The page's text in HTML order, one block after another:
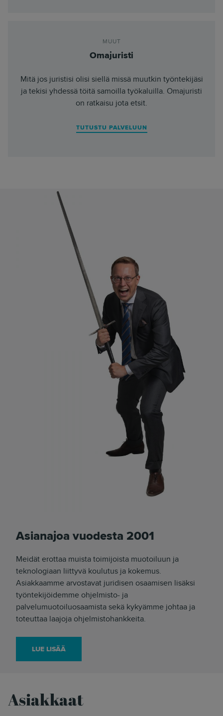
MUUT
Omajuristi
Mitä jos juristisi olisi siellä missä muutkin työntekijäsi
ja tekisi yhdessä töitä samoilla työkaluilla. Omajuristi
on ratkaisu jota etsit.
TUTUSTU PALVELUUN
Asianajoa vuodesta 2001
Meidät erottaa muista toimijoista muotoiluun ja
teknologiaan liittyvä koulutus ja kokemus.
Asiakkaamme arvostavat juridisen osaamisen lisäksi
työntekijöidemme ohjelmisto- ja
palvelumuotoiluosaamista sekä kykyämme johtaa ja
toteuttaa laajoja ohjelmistohankkeita.
LUE LISÄÄ
Asiakkaat